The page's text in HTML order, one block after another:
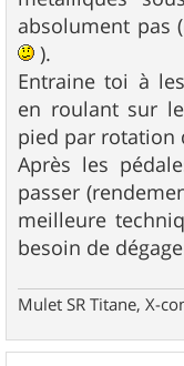
absolument pas
).
Entraine toi à
en roulant sur
pied par rotation
Après les
passer
meilleure
besoin de
Mulet SR Titane, X-